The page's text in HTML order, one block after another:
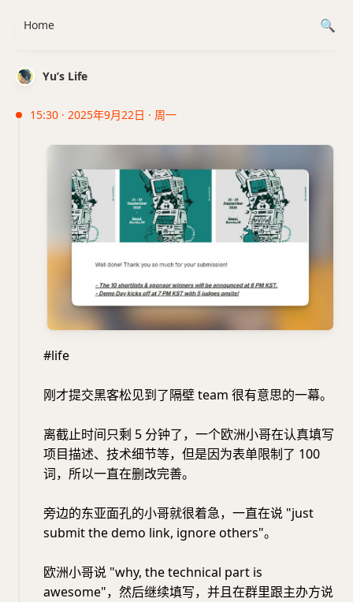
Yu’s Life
15:30 · 2025年9月22日 · 周一
#life
刚才提交黑客松见到了隔壁 team 很有意思的一幕。
离截止时间只剩 5 分钟了，一个欧洲小哥在认真填写
项目描述、技术细节等，但是因为表单限制了 100
词，所以一直在删改完善。
旁边的东亚面孔的小哥就很着急，一直在说 "just
submit the demo link, ignore others"。
欧洲小哥说 "why, the technical part is
awesome"，然后继续填写，并且在群里跟主办方说
Home